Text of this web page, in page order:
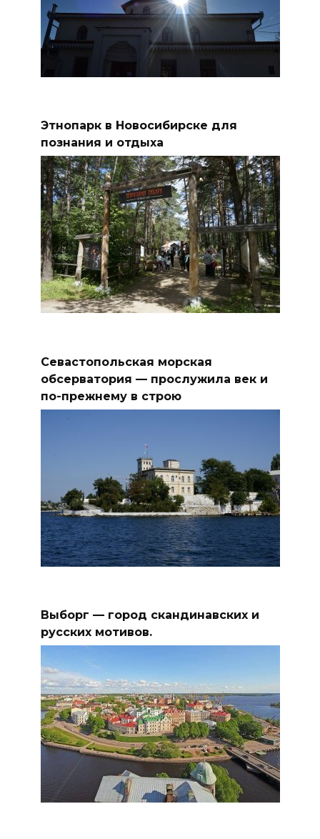
Этнопарк в Новосибирске для
познания и отдыха
Севастопольская морская
обсерватория — прослужила век и
по-прежнему в строю
Выборг — город скандинавских и
русских мотивов.